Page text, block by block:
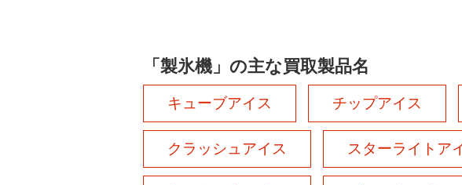
「製氷機」の主な買取製品名
キューブアイス チップアイス
クラッシュアイス スターライトア